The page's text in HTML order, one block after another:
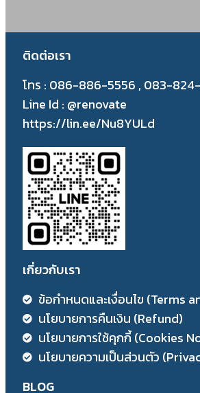
ติดต่อเรา
โทร : 086-886-5556 , 083-
Line Id : @renovate
https://lin.ee/Nu8YULd
เกี่ยวกับเรา
ข้อกำหนดและเงื่อนไข (Terms
นโยบายการคืนเงิน (Refund)
นโยบายการใช้คุกกี้ (Cookies
นโยบายความเป็นส่วนตัว
BLOG